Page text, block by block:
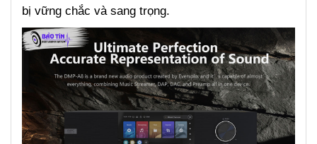
bị vững chắc và sang trọng.